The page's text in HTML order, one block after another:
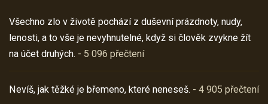
Všechno zlo v životě pochází z duševní prázdnoty, nudy,
lenosti, a to vše je nevyhnutelné, když si člověk zvykne žít
na účet druhých. - 5 096 přečtení
Nevíš, jak těžké je břemeno, které neneseš. - 4 905 přečtení